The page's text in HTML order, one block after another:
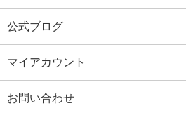
公式ブログ
マイアカウント
お問い合わせ